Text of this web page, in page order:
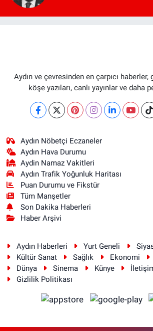
Aydın ve çevresinden en çarpıcı
köşe yazıları, canlı yayınlar ve daha
Aydın Nöbetçi Eczaneler
Aydın Hava Durumu
Aydin Namaz Vakitleri
Aydın Trafik Yoğunluk Haritası
Puan Durumu ve Fikstür
Tüm Manşetler
Son Dakika Haberleri
Haber Arşivi
Aydın Haberleri Yurt Geneli
Kültür Sanat
Sağlık Ekonomi
Dünya
Sinema Künye
Gizlilik Politikası